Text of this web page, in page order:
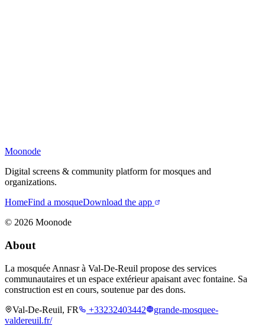
Moonode
Digital screens & community platform for mosques and
organizations.
HomeFind a mosqueDownload the app
© 2026 Moonode
About
La mosquée Annasr à Val-De-Reuil propose des services
communautaires et un espace extérieur apaisant avec fontaine. Sa
construction est en cours, soutenue par des dons.
Val-De-Reuil, FR
+33232403442
grande-mosquee-
valdereuil.fr/